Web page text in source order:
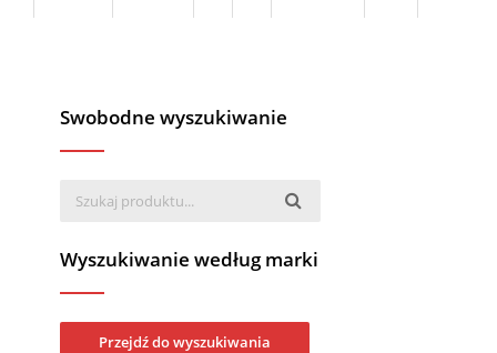
Swobodne wyszukiwanie
Wyszukiwanie według marki
Przejdź do wyszukiwania